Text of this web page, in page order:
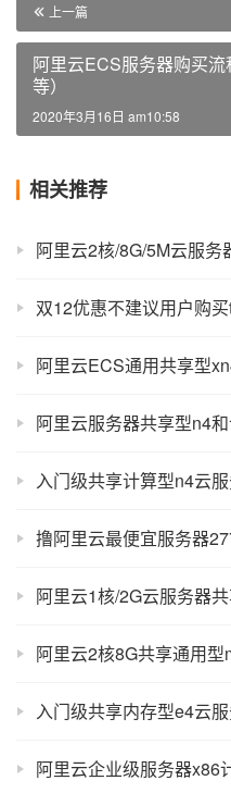
上一篇
阿里云ECS服务器购买
等）
2020年3月16日 am10:58
相关推荐
入门级共享计算型n4云
撸阿里云最便宜服务器
阿里云1核/2G云服务器
阿里云2核8G共享通用
入门级共享内存型e4云
阿里云企业级服务器x86